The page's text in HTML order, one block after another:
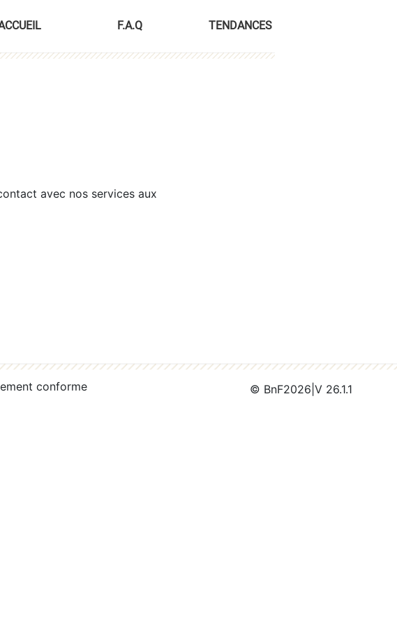
F.A.Q TENDANCES
avec nos services aux
conforme © BnF2026 V 26.1.1